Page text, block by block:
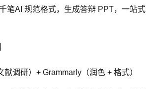
笔AI 规范格式，生成答辩 PPT，一站式
献调研）+ Grammarly（润色 + 格式）